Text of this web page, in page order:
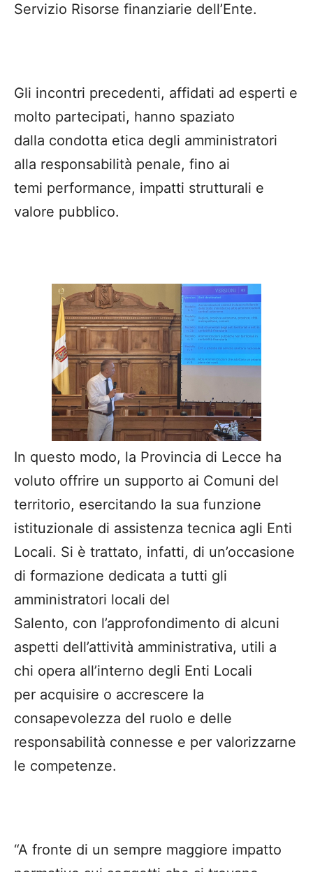
Servizio Risorse finanziarie dell’Ente.
Gli incontri precedenti, affidati ad esperti e
molto partecipati, hanno spaziato
dalla condotta etica degli amministratori
alla responsabilità penale, fino ai
temi performance, impatti strutturali e
valore pubblico.
In questo modo, la Provincia di Lecce ha
voluto offrire un supporto ai Comuni del
territorio, esercitando la sua funzione
istituzionale di assistenza tecnica agli Enti
Locali. Si è trattato, infatti, di un’occasione
di formazione dedicata a tutti gli
amministratori locali del
Salento, con l’approfondimento di alcuni
aspetti dell’attività amministrativa, utili a
chi opera all’interno degli Enti Locali
per acquisire o accrescere la
consapevolezza del ruolo e delle
responsabilità connesse e per valorizzarne
le competenze.
“A fronte di un sempre maggiore impatto